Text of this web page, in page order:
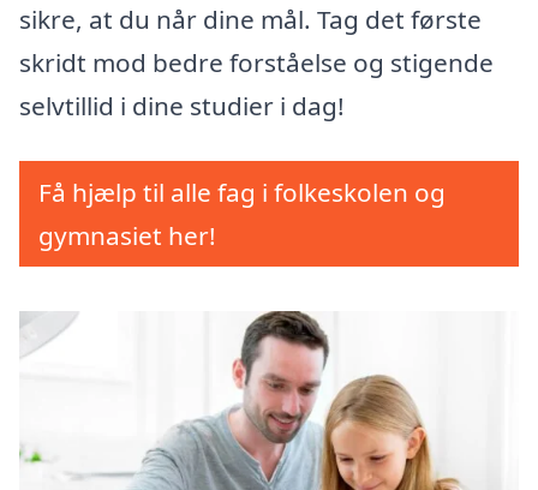
sikre, at du når dine mål. Tag det første
skridt mod bedre forståelse og stigende
selvtillid i dine studier i dag!
Få hjælp til alle fag i folkeskolen og
gymnasiet her!